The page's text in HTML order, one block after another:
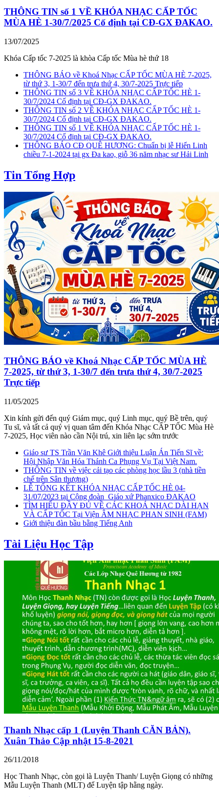
THÔNG TIN số 1 VỀ KHÓA NHẠC CẤP TỐC
MÙA HÈ 1-30/7/2025 Cố định tại CĐ-GX ĐAKAO.
13/07/2025
Khóa Cấp tốc 7-2025 là khòa Cấp tốc Mùa hè thứ 18
THÔNG BÁO về Khoá Nhạc CẤP TỐC MÙA HÈ 7-2025,
từ thứ 3, 1-30/7 đến trưa thứ 4, 30/7-2025 Trực tiếp
THÔNG TIN số 3 VỀ KHÓA NHẠC CẤP TỐC HÈ 1-
30/7/2024 Cố định tại CĐ-GX ĐAKAO.
THÔNG TIN số 2 VỀ KHÓA NHẠC CẤP TỐC HÈ 1-
30/7/2024 Cố định tại CĐ-GX ĐAKAO.
THÔNG TIN số 1 VỀ KHÓA NHẠC CẤP TỐC HÈ 1-
30/7/2024 Cố định tại CĐ-GX ĐAKAO.
THÔNG BÁO CĐ QUÊ HƯƠNG: Chuẩn bị lễ Hiển Linh
chiều 7-1-2024 tại gx Đa kao, giỗ 36 năm nhạc sư Hải Linh
Tin Tổng Hợp
THÔNG BÁO về Khoá Nhạc CẤP TỐC MÙA HÈ
7-2025, từ thứ 3, 1-30/7 đến trưa thứ 4, 30/7-2025
Trực tiếp
11/05/2025
Xin kính gửi đến quý Giám mục, quý Linh mục, quý Bề trên, quý
Tu sĩ, và tất cả quý vị quan tâm đến Khóa Nhạc CẤP TỐC Mùa Hè
7-2025, Học viên nào cần Nội trú, xin liên lạc sớm trước
Giáo sư TS Trần Văn Khê Giới thiệu Luận Án Tiến Sĩ về:
Hội Nhập Văn Hóa Thánh Ca Phụng Vụ Tại Việt Nam.
THÔNG TIN về việc cải tạo các phòng học lầu 3 (nhà tiền
chế trên Sân thượng)
LỄ TỔNG KẾT KHÓA NHẠC CẤP TỐC HÈ 04-
31/07/2023 tại Cộng đoàn_Giáo xứ Phanxico ĐAKAO
TÌM HIỂU ĐẦY ĐỦ VỀ CÁC KHOÁ NHẠC DÀI HẠN
VÀ CẤP TỐC Tại Viện ÂM NHẠC PHAN SINH (FAM)
Giới thiệu đàn bầu bằng Tiếng Anh
Tài Liệu Học Tập
Thanh Nhạc cấp 1 (Luyện Thanh CĂN BẢN).
Xuân Thảo Cập nhật 15-8-2021
26/11/2018
Học Thanh Nhạc, còn gọi là Luyện Thanh/ Luyện Giọng có những
Mẫu Luyện Thanh (MLT) để Luyện tập hằng ngày.